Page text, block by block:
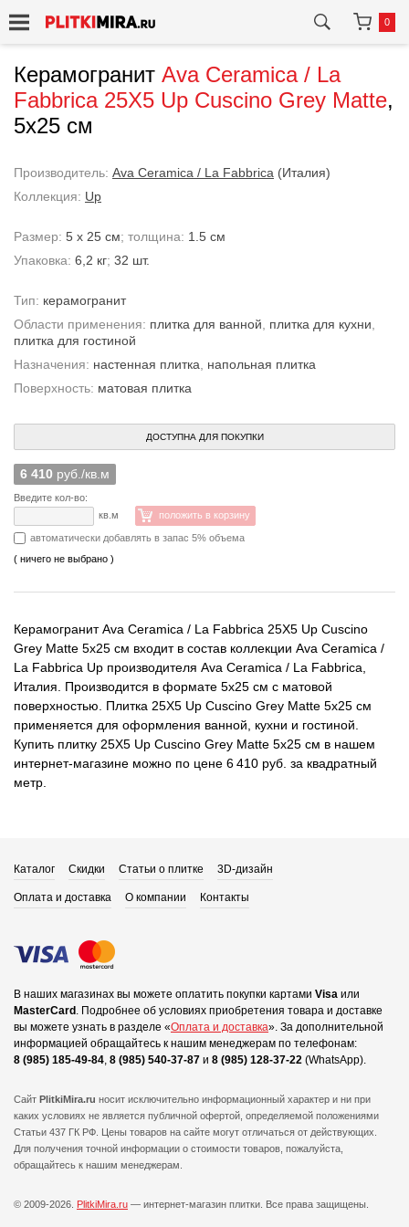
0
Керамогранит Ava Ceramica / La
Fabbrica 25X5 Up Cuscino Grey Matte,
5x25 см
Производитель: Ava Ceramica / La Fabbrica (Италия)
Коллекция: Up
Размер: 5 x 25 см; толщина: 1.5 см
Упаковка: 6,2 кг; 32 шт.
Тип: керамогранит
Области применения: плитка для ванной плитка для кухни
плитка для гостиной
Назначения: настенная плитка
напольная плитка
Поверхность: матовая плитка
ДОСТУПНА ДЛЯ ПОКУПКИ
6 410 руб./кв.м
Введите кол-во:
кв.м
положить в корзину
автоматически добавлять в запас 5% объема
( ничего не выбрано )
Керамогранит Ava Ceramica / La Fabbrica 25X5 Up Cuscino
Grey Matte 5x25 см входит в состав коллекции Ava Ceramica /
La Fabbrica Up производителя Ava Ceramica / La Fabbrica,
Италия. Производится в формате 5x25 см с матовой
поверхностью. Плитка 25X5 Up Cuscino Grey Matte 5x25 см
применяется для оформления ванной, кухни и гостиной.
Купить плитку 25X5 Up Cuscino Grey Matte 5x25 см в нашем
интернет-магазине можно по цене 6 410 руб. за квадратный
метр.
Каталог Скидки Статьи о плитке 3D-дизайн
Оплата и доставка О компании Контакты
В наших магазинах вы можете оплатить покупки картами Visa или
MasterCard . Подробнее об условиях приобретения товара и доставке
вы можете узнать в разделе «Оплата и доставка». За дополнительной
информацией обращайтесь к нашим менеджерам по телефонам:
8 (985) 185-49-84, 8 (985) 540-37-87 и 8 (985) 128-37-22 (WhatsApp).
Сайт PlitkiMira.ru носит исключительно информационный характер и ни при
каких условиях не является публичной офертой, определяемой положениями
Статьи 437 ГК РФ. Цены товаров на сайте могут отличаться от действующих.
Для получения точной информации о стоимости товаров, пожалуйста,
обращайтесь к нашим менеджерам.
© 2009-2026. PlitkiMira.ru — интернет-магазин плитки. Все права защищены.